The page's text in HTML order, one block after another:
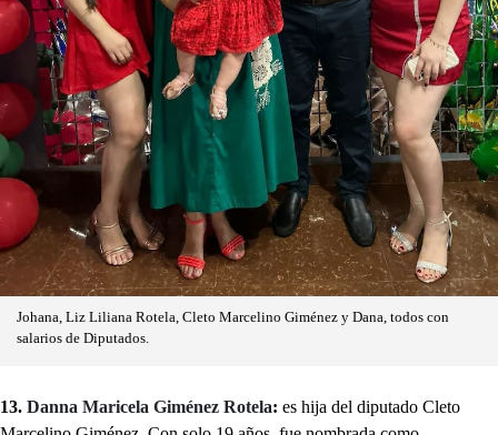
Johana, Liz Liliana Rotela, Cleto Marcelino Giménez y Dana, todos con
salarios de Diputados.
13. Danna Maricela Giménez Rotela: es hija del diputado Cleto